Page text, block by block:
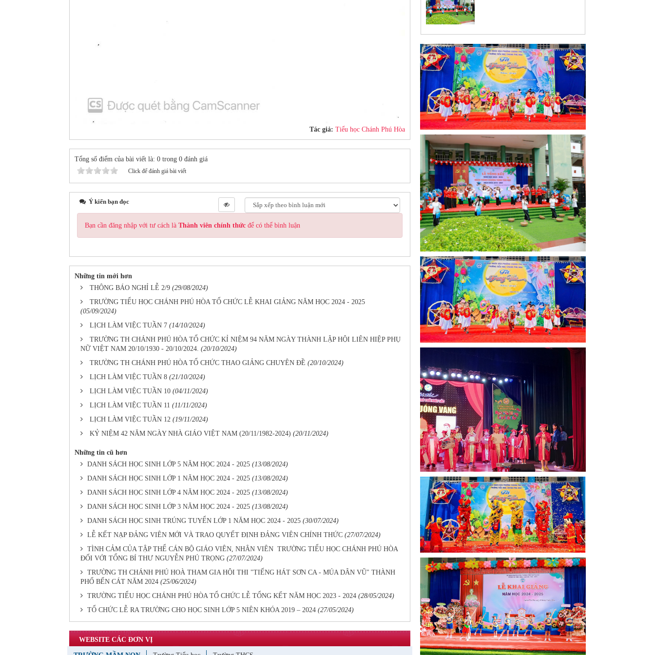
Tác giả: Tiểu học Chánh Phú Hòa
Tổng số điểm của bài viết là: 0 trong 0 đánh giá
Click để đánh giá bài viết
Ý kiến bạn đọc
Bạn cần đăng nhập với tư cách là Thành viên chính thức để có thể bình luận
Những tin mới hơn
THÔNG BÁO NGHỈ LỄ 2/9 (29/08/2024)
TRƯỜNG TIỂU HỌC CHÁNH PHÚ HÒA TỔ CHỨC LỄ KHAI GIẢNG NĂM HỌC 2024 - 2025
(05/09/2024)
LỊCH LÀM VIỆC TUẦN 7 (14/10/2024)
TRƯỜNG TH CHÁNH PHÚ HÒA TỔ CHỨC KỈ NIỆM 94 NĂM NGÀY THÀNH LẬP HỘI LIÊN HIỆP PHỤ
NỮ VIỆT NAM 20/10/1930 - 20/10/2024. (20/10/2024)
TRƯỜNG TH CHÁNH PHÚ HÒA TỔ CHỨC THAO GIẢNG CHUYÊN ĐỀ (20/10/2024)
LỊCH LÀM VIỆC TUẦN 8 (21/10/2024)
LỊCH LÀM VIỆC TUẦN 10 (04/11/2024)
LỊCH LÀM VIỆC TUẦN 11 (11/11/2024)
LỊCH LÀM VIỆC TUẦN 12 (19/11/2024)
KỶ NIỆM 42 NĂM NGÀY NHÀ GIÁO VIỆT NAM (20/11/1982-2024) (20/11/2024)
Những tin cũ hơn
DANH SÁCH HỌC SINH LỚP 5 NĂM HỌC 2024 - 2025 (13/08/2024)
DANH SÁCH HỌC SINH LỚP 1 NĂM HỌC 2024 - 2025 (13/08/2024)
DANH SÁCH HỌC SINH LỚP 4 NĂM HỌC 2024 - 2025 (13/08/2024)
DANH SÁCH HỌC SINH LỚP 3 NĂM HỌC 2024 - 2025 (13/08/2024)
DANH SÁCH HỌC SINH TRÚNG TUYỂN LỚP 1 NĂM HỌC 2024 - 2025 (30/07/2024)
LỄ KẾT NẠP ĐẢNG VIÊN MỚI VÀ TRAO QUYẾT ĐỊNH ĐẢNG VIÊN CHÍNH THỨC (27/07/2024)
TÌNH CẢM CỦA TẬP THỂ CÁN BỘ GIÁO VIÊN, NHÂN VIÊN TRƯỜNG TIỂU HỌC CHÁNH PHÚ HÒA
ĐỐI VỚI TỔNG BÍ THƯ NGUYỄN PHÚ TRỌNG (27/07/2024)
TRƯỜNG TH CHÁNH PHÚ HOÀ THAM GIA HỘI THI "TIẾNG HÁT SƠN CA - MÚA DÂN VŨ" THÀNH
PHỐ BẾN CÁT NĂM 2024 (25/06/2024)
TRƯỜNG TIỂU HỌC CHÁNH PHÚ HÒA TỔ CHỨC LỄ TỔNG KẾT NĂM HỌC 2023 - 2024 (28/05/2024)
TỔ CHỨC LỄ RA TRƯỜNG CHO HỌC SINH LỚP 5 NIÊN KHÓA 2019 – 2024 (27/05/2024)
WEBSITE CÁC ĐƠN VỊ